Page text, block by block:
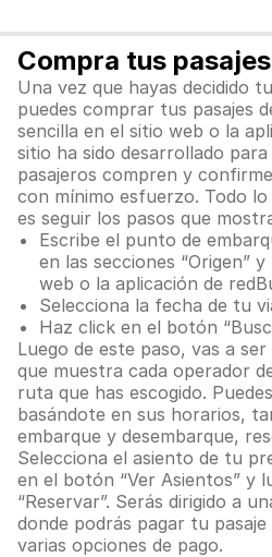
Compra tus
Una vez que hayas decidido
puedes comprar tus pasajes
sencilla en el sitio web o la
sitio ha sido desarrollado
pasajeros compren y
con mínimo esfuerzo. Todo
es seguir los pasos que
Escribe el punto de
en las secciones “Origen”
web o la aplicación de
Selecciona la fecha de tu
Haz click en el botón
Luego de este paso, vas a
que muestra cada operador
ruta que has escogido.
basándote en sus horarios,
embarque y desembarque,
Selecciona el asiento de tu
en el botón “Ver Asientos” y
“Reservar”. Serás dirigido a
donde podrás pagar tu
varias opciones de pago.